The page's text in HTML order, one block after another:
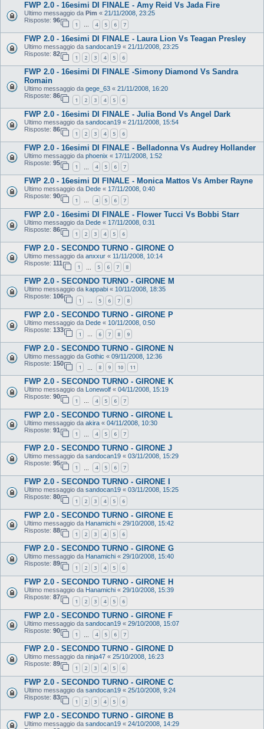
FWP 2.0 - 16esimi DI FINALE - Amy Reid Vs Jada Fire
Ultimo messaggio da Pim « 21/11/2008, 23:25
Risposte: 96
1 … 4 5 6 7
FWP 2.0 - 16esimi DI FINALE - Laura Lion Vs Teagan Presley
Ultimo messaggio da sandocan19 « 21/11/2008, 23:25
Risposte: 82
1 2 3 4 5 6
FWP 2.0 - 16esimi DI FINALE -Simony Diamond Vs Sandra
Romain
Ultimo messaggio da gege_63 « 21/11/2008, 16:20
Risposte: 86
1 2 3 4 5 6
FWP 2.0 - 16esimi DI FINALE - Julia Bond Vs Angel Dark
Ultimo messaggio da sandocan19 « 21/11/2008, 15:54
Risposte: 86
1 2 3 4 5 6
FWP 2.0 - 16esimi DI FINALE - Belladonna Vs Audrey Hollander
Ultimo messaggio da phoenix « 17/11/2008, 1:52
Risposte: 95
1 4 5 6 7
FWP 2.0 - 16esimi DI FINALE - Monica Mattos Vs Amber Rayne
Ultimo messaggio da Dede « 17/11/2008, 0:40
Risposte: 90
1 … 4 5 6 7
FWP 2.0 - 16esimi DI FINALE - Flower Tucci Vs Bobbi Starr
Ultimo messaggio da Dede « 17/11/2008, 0:31
Risposte: 86
1 2 3 4 5 6
FWP 2.0 - SECONDO TURNO - GIRONE O
Ultimo messaggio da anxxur « 11/11/2008, 10:14
Risposte: 111
1 5 6 7 8
FWP 2.0 - SECONDO TURNO - GIRONE M
Ultimo messaggio da kappabi « 10/11/2008, 18:35
Risposte: 106
1 … 5 6 7 8
FWP 2.0 - SECONDO TURNO - GIRONE P
Ultimo messaggio da Dede « 10/11/2008, 0:50
Risposte: 133
1 … 6 7 8 9
FWP 2.0 - SECONDO TURNO - GIRONE N
Ultimo messaggio da Gothic « 09/11/2008, 12:36
Risposte: 150
1 8 9 10 11
FWP 2.0 - SECONDO TURNO - GIRONE K
Ultimo messaggio da Lonewolf « 04/11/2008, 15:19
Risposte: 90
1 … 4 5 6 7
FWP 2.0 - SECONDO TURNO - GIRONE L
Ultimo messaggio da akira « 04/11/2008, 10:30
Risposte: 91
1 4 5 6 7
FWP 2.0 - SECONDO TURNO - GIRONE J
Ultimo messaggio da sandocan19 « 03/11/2008, 15:29
Risposte: 95
1 4 5 6 7
FWP 2.0 - SECONDO TURNO - GIRONE I
Ultimo messaggio da sandocan19 « 03/11/2008, 15:25
Risposte: 80
1 2 3 4 5 6
FWP 2.0 - SECONDO TURNO - GIRONE E
Ultimo messaggio da Hanamichi « 29/10/2008, 15:42
Risposte: 88
1 2 3 4 5 6
FWP 2.0 - SECONDO TURNO - GIRONE G
Ultimo messaggio da Hanamichi « 29/10/2008, 15:40
Risposte: 89
1 2 3 4 5 6
FWP 2.0 - SECONDO TURNO - GIRONE H
Ultimo messaggio da Hanamichi « 29/10/2008, 15:39
Risposte: 87
1 2 3 4 5 6
FWP 2.0 - SECONDO TURNO - GIRONE F
Ultimo messaggio da sandocan19 « 29/10/2008, 15:07
Risposte: 90
1 4 5 6 7
FWP 2.0 - SECONDO TURNO - GIRONE D
Ultimo messaggio da ninja47 « 25/10/2008, 16:23
Risposte: 89
1 2 3 4 5 6
FWP 2.0 - SECONDO TURNO - GIRONE C
Ultimo messaggio da sandocan19 « 25/10/2008, 9:24
Risposte: 83
1 2 3 4 5 6
FWP 2.0 - SECONDO TURNO - GIRONE B
Ultimo messaggio da sandocan19 « 24/10/2008, 14:29